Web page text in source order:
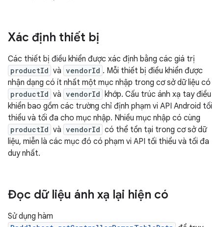
Xác định thiết bị
Các thiết bị điều khiển được xác định bằng các giá trị
productId và vendorId . Mỗi thiết bị điều khiển được
nhận dạng có ít nhất một mục nhập trong cơ sở dữ liệu có
productId và vendorId khớp. Cấu trúc ánh xạ tay điều
khiển bao gồm các trường chỉ định phạm vi API Android tối
thiểu và tối đa cho mục nhập. Nhiều mục nhập có cùng
productId và vendorId có thể tồn tại trong cơ sở dữ
liệu, miễn là các mục đó có phạm vi API tối thiểu và tối đa
duy nhất.
Đọc dữ liệu ánh xạ lại hiện có
Sử dụng hàm